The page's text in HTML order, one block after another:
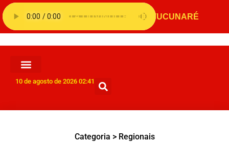
10 de agosto de 2026 02:41
Categoria > Regionais